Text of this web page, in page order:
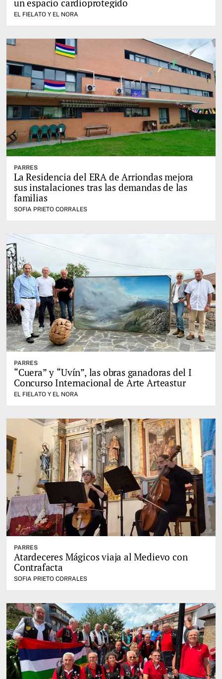
un espacio cardioprotegido
EL FIELATO Y EL NORA
PARRES
La Residencia del ERA de Arriondas mejora
sus instalaciones tras las demandas de las
familias
SOFIA PRIETO CORRALES
PARRES
“Cuera” y “Uvín”, las obras ganadoras del I
Concurso Internacional de Arte Arteastur
EL FIELATO Y EL NORA
PARRES
Atardeceres Mágicos viaja al Medievo con
Contrafacta
SOFIA PRIETO CORRALES